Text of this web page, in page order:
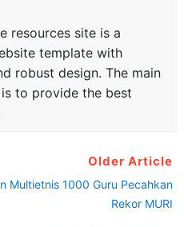
resources site is a
template with
robust design. The main
to provide the best
Older Article
Multietnis 1000 Guru Pecahkan
Rekor MURI